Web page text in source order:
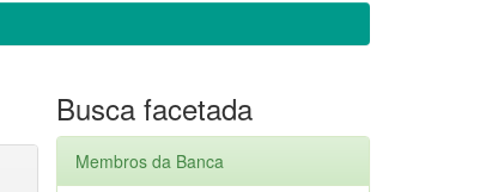
Busca facetada
Membros da Banca